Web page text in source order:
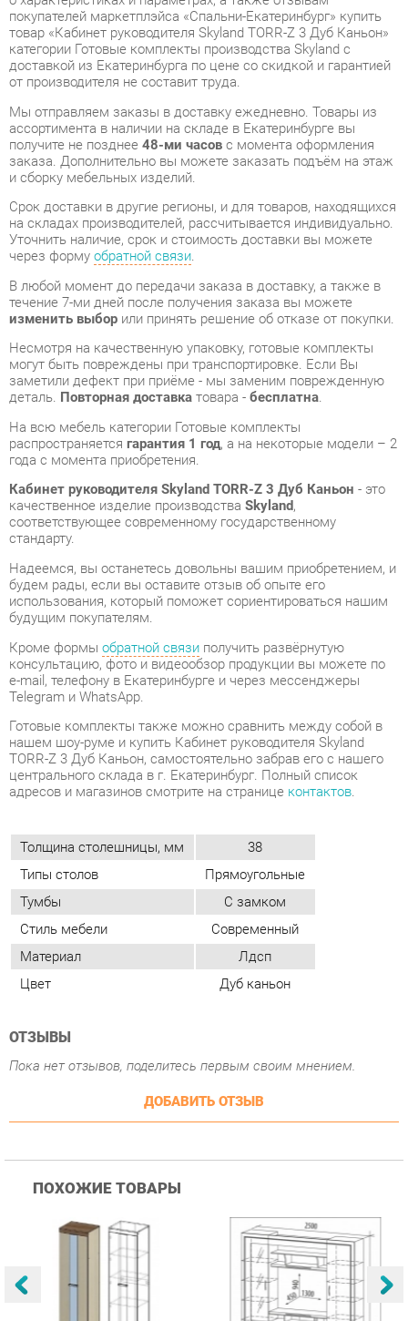
от производителя не составит труда.
Мы отправляем заказы в доставку ежедневно. Товары из
ассортимента в наличии на складе в Екатеринбурге вы
получите не позднее48-ми часовс момента оформления
заказа. Дополнительно вы можете заказать подъём на этаж
и сборку мебельных изделий.
Срок доставки в другие регионы, и для товаров, находящихся
на складах производителей, рассчитывается индивидуально.
Уточнить наличие, срок и стоимость доставки вы можете
через формуобратной связи.
В любой момент до передачи заказа в доставку, а также в
течение 7-ми дней после получения заказа вы можете
изменить выборили принять решение об отказе от покупки.
Несмотря на качественную упаковку, готовые комплекты
могут быть повреждены при транспортировке. Если Вы
заметили дефект при приёме - мы заменим поврежденную
деталь.Повторная доставкатовара -бесплатна.
На всю мебель категории Готовые комплекты
распространяетсягарантия 1 год, а на некоторые модели – 2
года с момента приобретения.
Кабинет руководителя Skyland TORR-Z 3 Дуб Каньон
качественное изделие производства
соответствующее современному государственному
стандарту.
Надеемся, вы останетесь довольны вашим приобретением, и
будем рады, если вы оставите отзыв об опыте его
использования, который поможет сориентироваться нашим
будущим покупателям.
консультацию, фото и видеообзор продукции вы можете по
e-mail, телефону в Екатеринбурге и через мессенджеры
Telegram и WhatsApp.
нашем шоу-руме и купить Кабинет руководителя Skyland
TORR-Z 3 Дуб Каньон, самостоятельно забрав его с нашего
центрального склада в г. Екатеринбург. Полный список
адресов и магазинов смотрите на странице
Толщина столешницы, мм
38
Типы столов
Прямоугольные
Тумбы
С замком
Материал
Лдсп
Цвет
Дуб каньон
ОТЗЫВЫ
Пока нет отзывов, поделитесь первым своим мнением.
ДОБАВИТЬ ОТЗЫВ
ПОХОЖИЕ ТОВАРЫ
Атлантида-2 Венге-дуб
25 223 ₽ Купить
Гостиная Витра
Симфония 7.10
55 482 ₽